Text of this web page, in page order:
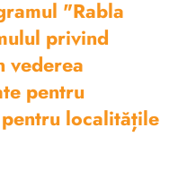
"Rabla
privind
vederea
pentru
localitățile